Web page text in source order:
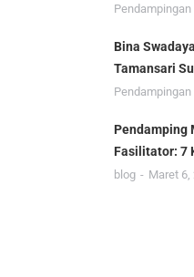
Pendampingan
Bina
Tamansari
Pendampingan
Pendamping
Fasilitator: 7
blog Maret 6,